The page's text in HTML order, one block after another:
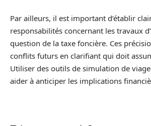
Par ailleurs, il est important d’établir
responsabilités concernant les travaux
question de la taxe foncière. Ces
conflits futurs en clarifiant qui doit
Utiliser des outils de simulation de
aider à anticiper les implications